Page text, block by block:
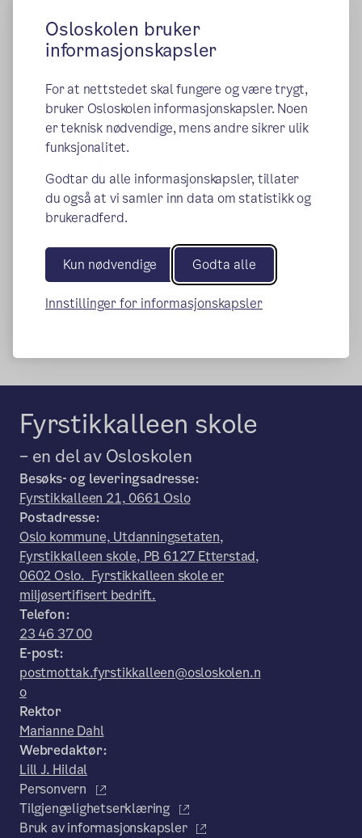
Osloskolen bruker
informasjonskapsler
For at nettstedet skal fungere og være trygt,
bruker Osloskolen informasjonskapsler. Noen
er teknisk nødvendige, mens andre sikrer ulik
funksjonalitet.
Godtar du alle informasjonskapsler, tillater
du også at vi samler inn data om statistikk og
brukeradferd.
Kun nødvendige Godta alle
Innstillinger for informasjonskapsler
ligger i denne tjenesten.
Mens sosiale medier er sperret for grunnskolen, er dette
sosiale medier, vil det få store konsekvenser for særlig
mediefagene, som bruker dette som en del av
undervisningen. Mediefagene inneholder flere
kompetansemål der elever skal produsere, analysere og
sosiale medier.
Se en fullstendig oversikt over hva Osloskolens
nettfilteret sperrer for.
Publisert:19.02.2026
Fyrstikkalleen skole
– en del av Osloskolen
Besøks- og leveringsadresse:
Fyrstikkalleen 21, 0661 Oslo
Postadresse:
Oslo kommune, Utdanningsetaten,
Fyrstikkalleen skole, PB 6127 Etterstad,
0602 Oslo. Fyrstikkalleen skole er
miljøsertifisert bedrift.
Telefon:
23 46 37 00
E-post:
postmottak.fyrstikkalleen@osloskolen.n
o
Rektor
Marianne Dahl
Webredaktør:
Lill J. Hildal
Personvern
Tilgjengelighetserklæring
Bruk av informasjonskapsler